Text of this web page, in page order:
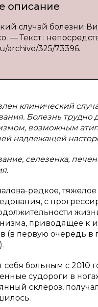
описание
случай болезни
— Текст :
archive/325/73396.
клинический
Болезнь
возможным
надлежащей
селезенка,
редкое,
с
приводящее к
(в первую очередь
себя больным с 2010
судороги в
склероз,